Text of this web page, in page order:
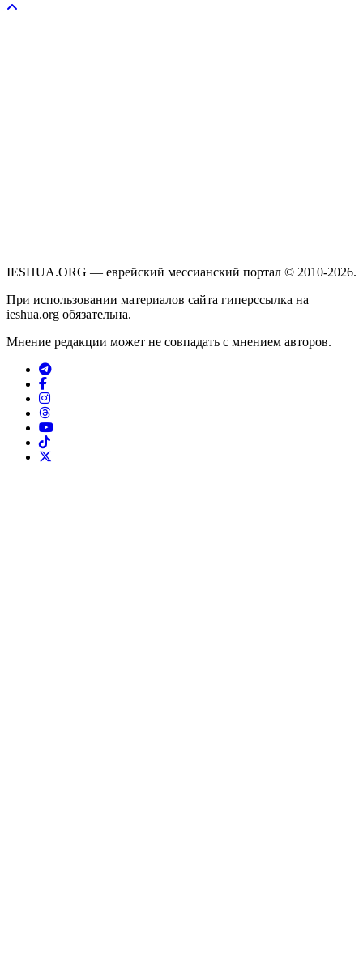
IESHUA.ORG — еврейский мессианский портал © 2010-2026.
При использовании материалов сайта гиперссылка на
ieshua.org обязательна.
Мнение редакции может не совпадать с мнением авторов.